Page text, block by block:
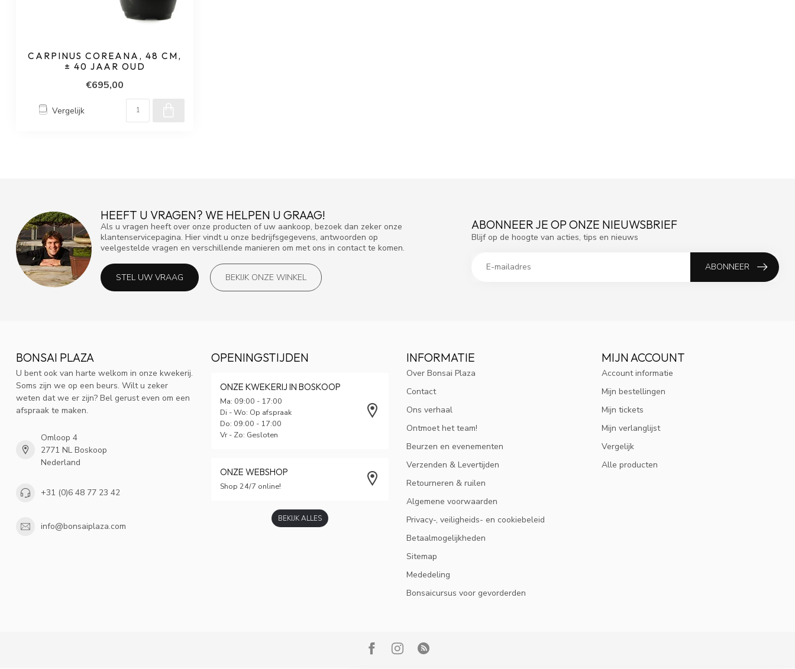
CARPINUS COREANA, 48 CM,
± 40 JAAR OUD
€695,00
Vergelijk
HEEFT U VRAGEN? WE HELPEN U GRAAG!
Als u vragen heeft over onze producten of uw aankoop, bezoek dan zeker onze
klantenservicepagina. Hier vindt u onze bedrijfsgegevens, antwoorden op
veelgestelde vragen en verschillende manieren om met ons in contact te komen.
STEL UW VRAAG BEKIJK ONZE WINKEL
ABONNEER JE OP ONZE NIEUWSBRIEF
Blijf op de hoogte van acties, tips en nieuws
ABONNEER
BONSAI PLAZA
U bent ook van harte welkom in onze kwekerij.
Soms zijn we op een beurs. Wilt u zeker
weten dat we er zijn? Bel gerust even om een
afspraak te maken.
Omloop 4
2771 NL Boskoop
Nederland
+31 (0)6 48 77 23 42
info@bonsaiplaza.com
OPENINGSTIJDEN
ONZE KWEKERIJ IN BOSKOOP
Ma: 09:00 - 17:00
Di - Wo: Op afspraak
Do: 09:00 - 17:00
Vr - Zo: Gesloten
ONZE WEBSHOP
Shop 24/7 online!
BEKIJK ALLES
INFORMATIE
Over Bonsai Plaza
Contact
Ons verhaal
Ontmoet het team!
Beurzen en evenementen
Verzenden & Levertijden
Retourneren & ruilen
Algemene voorwaarden
Privacy-, veiligheids- en cookiebeleid
Betaalmogelijkheden
Sitemap
Mededeling
Bonsaicursus voor gevorderden
MIJN ACCOUNT
Account informatie
Mijn bestellingen
Mijn tickets
Mijn verlanglijst
Vergelijk
Alle producten